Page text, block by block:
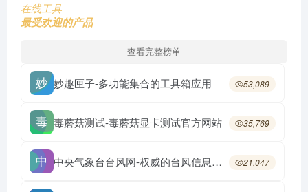
在线工具
最受欢迎的产品
查看完整榜单
妙趣匣子-多功能集合的工具箱应用 53,089
毒蘑菇测试-毒蘑菇显卡测试官方网站 35,769
中央气象台台风网-权威的台风信息发布平台 21,047